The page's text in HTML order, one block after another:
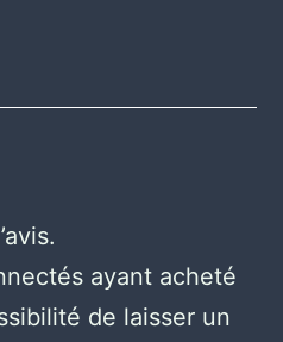
ayant acheté
de laisser un